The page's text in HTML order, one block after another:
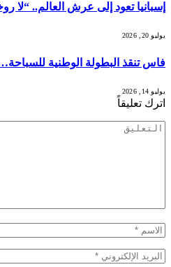
إسبانيا تعود إلى عرش العالم.. “لا روخا” تتوج بكأس
يوليو 20, 2026
فاس تنقذ البطولة الوطنية
يوليو 14, 2026
اترك تعليقاً